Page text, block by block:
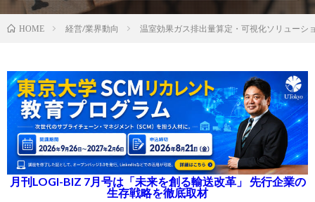
HOME 経営/業界動向 温室効果ガス排出量算定・可視化ソリューシ
月刊LOGI-BIZ 7月号は「未来を創る輸送改革」 先行企業の
生存戦略を徹底取材